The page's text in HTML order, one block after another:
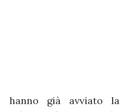
hanno già avviato la